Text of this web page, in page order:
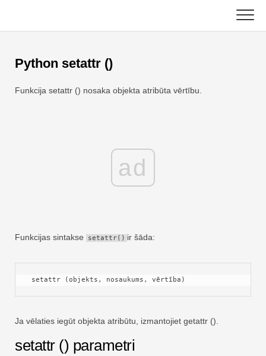
content
Nodarbības
Jaunumi
TechTV
Python setattr ()
Funkcija setattr () nosaka objekta atribūta vērtību.
ad
Funkcijas sintakse setattr() ir šāda:
setattr (objekts, nosaukums, vērtība)
Ja vēlaties iegūt objekta atribūtu, izmantojiet getattr ().
setattr () parametri